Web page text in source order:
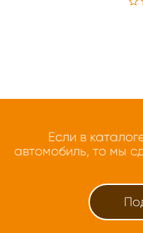
Если в
автомобиль, то мы